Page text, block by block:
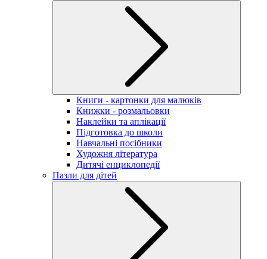
Книги - картонки для малюків
Книжки - розмальовки
Наклейки та аплікації
Підготовка до школи
Навчальні посібники
Художня література
Дитячі енциклопедії
Пазли для дітей